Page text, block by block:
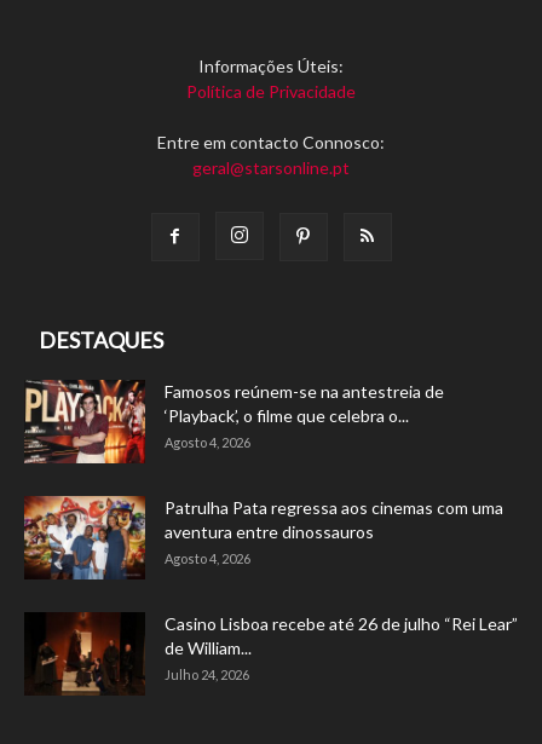
Informações Úteis:
Política de Privacidade
Entre em contacto Connosco:
geral@starsonline.pt
DESTAQUES
Famosos reúnem-se na antestreia de
‘Playback’, o filme que celebra o...
Agosto 4, 2026
Patrulha Pata regressa aos cinemas com uma
aventura entre dinossauros
Agosto 4, 2026
Casino Lisboa recebe até 26 de julho “Rei Lear”
de William...
Julho 24, 2026